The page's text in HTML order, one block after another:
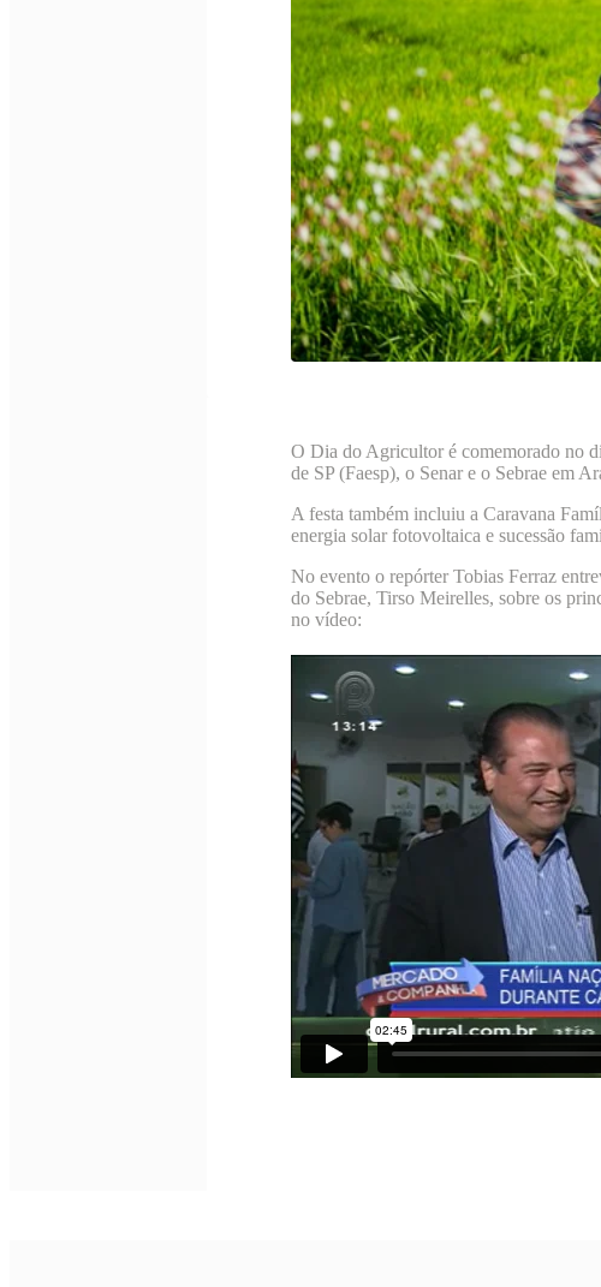
O Dia do Agricultor é comemorado no
de SP (Faesp), o Senar e o Sebrae em
A festa também incluiu a Caravana
energia solar fotovoltaica e sucessão
No evento o repórter Tobias Ferraz
do Sebrae, Tirso Meirelles, sobre os
no vídeo: